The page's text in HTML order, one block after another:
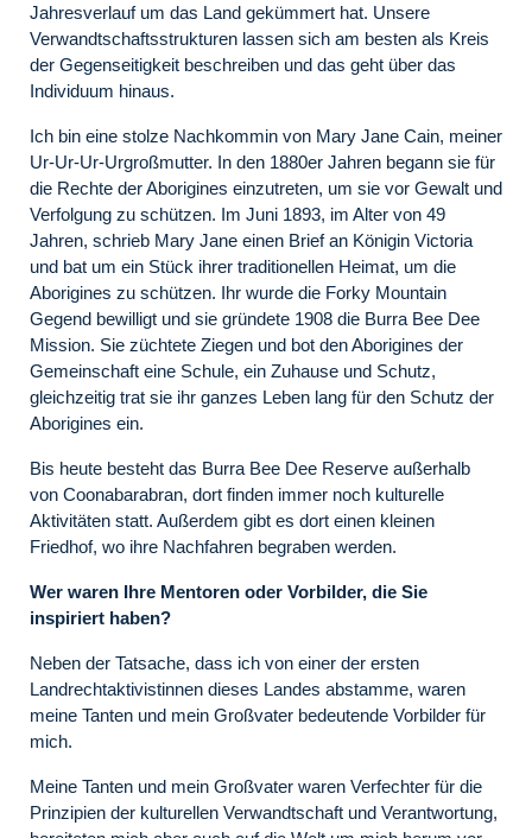
Jahresverlauf um das Land gekümmert hat. Unsere
Verwandtschaftsstrukturen lassen sich am besten als Kreis
der Gegenseitigkeit beschreiben und das geht über das
Individuum hinaus.
Ich bin eine stolze Nachkommin von Mary Jane Cain, meiner
Ur-Ur-Ur-Urgroßmutter. In den 1880er Jahren begann sie für
die Rechte der Aborigines einzutreten, um sie vor Gewalt und
Verfolgung zu schützen. Im Juni 1893, im Alter von 49
Jahren, schrieb Mary Jane einen Brief an Königin Victoria
und bat um ein Stück ihrer traditionellen Heimat, um die
Aborigines zu schützen. Ihr wurde die Forky Mountain
Gegend bewilligt und sie gründete 1908 die Burra Bee Dee
Mission. Sie züchtete Ziegen und bot den Aborigines der
Gemeinschaft eine Schule, ein Zuhause und Schutz,
gleichzeitig trat sie ihr ganzes Leben lang für den Schutz der
Aborigines ein.
Bis heute besteht das Burra Bee Dee Reserve außerhalb
von Coonabarabran, dort finden immer noch kulturelle
Aktivitäten statt. Außerdem gibt es dort einen kleinen
Friedhof, wo ihre Nachfahren begraben werden.
Wer waren Ihre Mentoren oder Vorbilder, die Sie
inspiriert haben?
Neben der Tatsache, dass ich von einer der ersten
Landrechtaktivistinnen dieses Landes abstamme, waren
meine Tanten und mein Großvater bedeutende Vorbilder für
mich.
Meine Tanten und mein Großvater waren Verfechter für die
Prinzipien der kulturellen Verwandtschaft und Verantwortung,